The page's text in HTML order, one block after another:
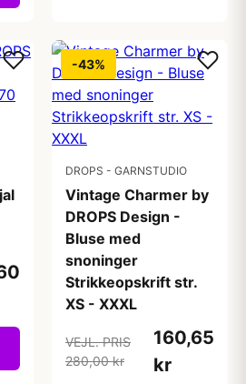
-43%
DROPS - GARNSTUDIO
Vintage Charmer by
DROPS Design -
Bluse med
snoninger
Strikkeopskrift str.
XS - XXXL
VEJL. PRIS
280,00 kr
160,65
kr